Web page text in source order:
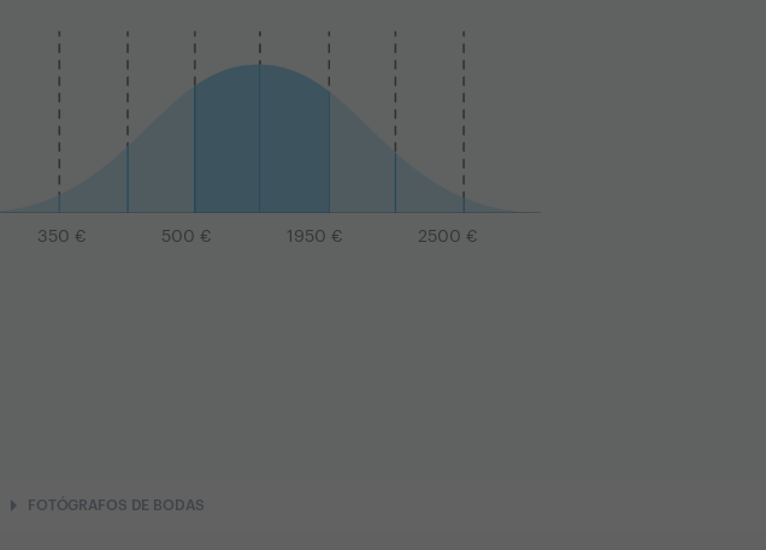
350 € 500 € 1950 € 2500 €
arrow_right FOTÓGRAFOS DE BODAS